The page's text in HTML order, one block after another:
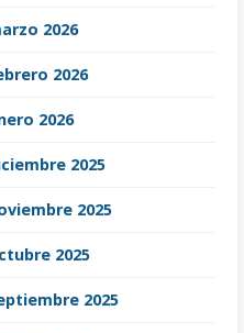
2026
2026
2026
2025
2025
2025
2025